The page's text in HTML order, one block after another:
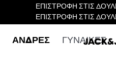
ΕΠΙΣΤΡΟΦΗ ΣΤΙΣ
ΕΠΙΣΤΡΟΦΗ ΣΤΙΣ
ΑΝΔΡΕΣ ΓΥΝΑΙΚΕΣ